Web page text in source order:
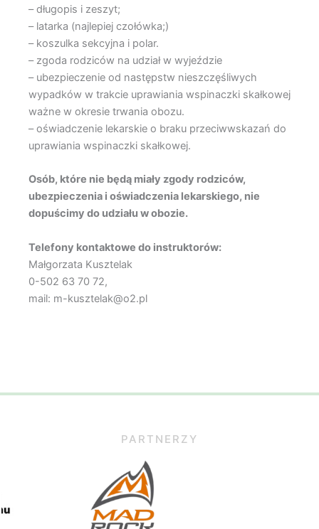
– długopis i zeszyt;
– latarka (najlepiej czołówka;)
– koszulka sekcyjna i polar.
– zgoda rodziców na udział w wyjeździe
– ubezpieczenie od następstw nieszczęśliwych
wypadków w trakcie uprawiania wspinaczki skałkowej
ważne w okresie trwania obozu.
– oświadczenie lekarskie o braku przeciwwskazań do
uprawiania wspinaczki skałkowej.
Osób, które nie będą miały zgody rodziców,
ubezpieczenia i oświadczenia lekarskiego, nie
dopuścimy do udziału w obozie.
Telefony kontaktowe do instruktorów:
Małgorzata Kusztelak
0-502 63 70 72,
mail: m-kusztelak@o2.pl
PARTNERZY